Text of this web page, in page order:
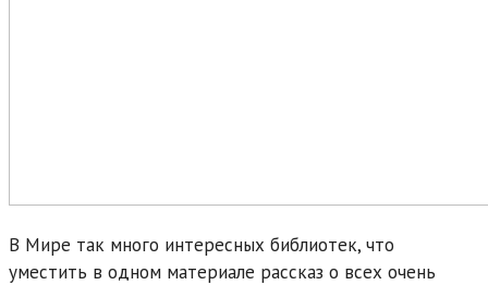
В Мире так много интересных библиотек, что
уместить в одном материале рассказ о всех очень